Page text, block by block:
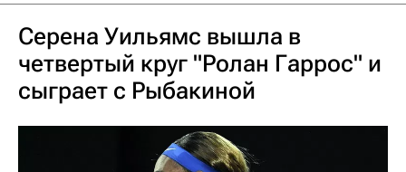
Серена Уильямс вышла в
четвертый круг "Ролан Гаррос" и
сыграет с Рыбакиной